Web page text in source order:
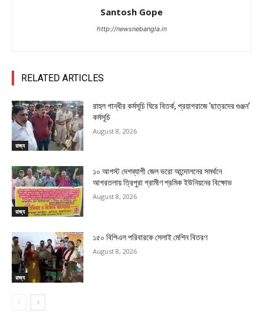
Santosh Gope
http://newsnebangla.in
RELATED ARTICLES
রাজ্য
রাহুল গান্ধীর কর্মসূচি ঘিরে বিতর্ক, প্রয়াগরাজে ‘ছাত্রদের গুঞ্জন’
কর্মসূচি
August 8, 2026
রাজ্য
১০ আগস্ট দেশব্যাপী জেল ভরো আন্দোলনের সমর্থনে
আগরতলায় ত্রিপুরা গ্রামীণ শ্রমিক ইউনিয়নের বিক্ষোভ
August 8, 2026
রাজ্য
১৫০ বিপিএল পরিবারকে সেলাই মেশিন বিতরণ
August 8, 2026